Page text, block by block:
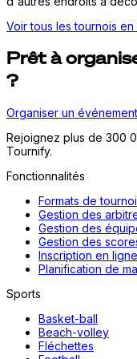
Voir tous les tournois en
Prêt à
?
Organiser un événement
Rejoignez plus de 300
Tournify.
Fonctionnalités
Formats de
Gestion des
Gestion des
Gestion des
Inscription en ligne
Planification de
Sports
Basket-ball
Beach-volley
Fléchettes